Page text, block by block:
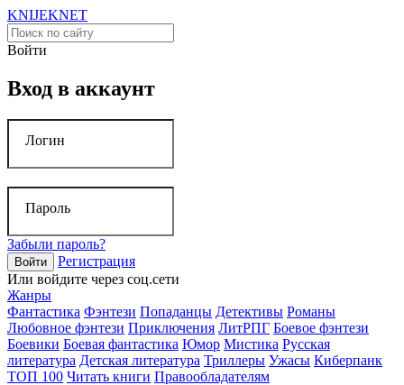
KNIJEKNET
Войти
Вход в аккаунт
Логин
Пароль
Забыли пароль?
Войти
Регистрация
Или войдите через соц.сети
Жанры
Фантастика Фэнтези Попаданцы Детективы Романы
Любовное фэнтези Приключения ЛитРПГ Боевое фэнтези
Боевики Боевая фантастика Юмор Мистика Русская
литература Детская литература Триллеры Ужасы Киберпанк
ТОП 100 Читать книги Правообладателям